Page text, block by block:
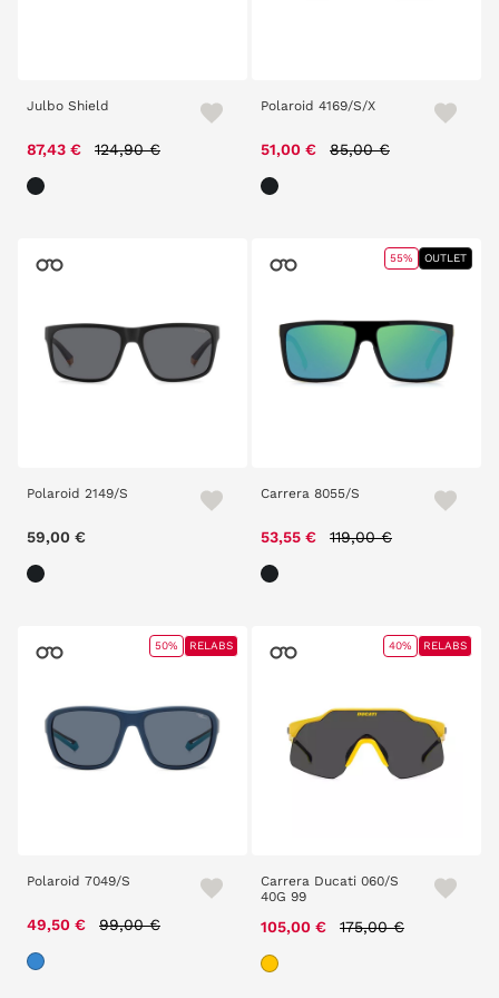
Julbo Shield
87,43 € Price reduced from
124,90 €
Polaroid 4169/S/X
51,00 € Price reduced from
85,00 €
Polaroid 2149/S
59,00 €
Carrera 8055/S
53,55 € Price reduced from
119,00 €
55% OUTLET
Polaroid 7049/S
49,50 € Price reduced from
99,00 €
50% RELABS
Carrera Ducati 060/S
40G 99
105,00 € Price reduced from
175,00 €
40% RELABS